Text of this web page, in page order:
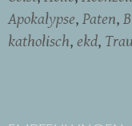
Apokalypse Paten
katholisch ekd